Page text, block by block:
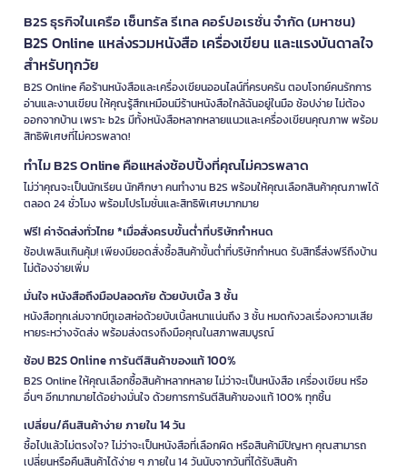
B2S ธุรกิจในเครือ เซ็นทรัล รีเทล คอร์ปอเรชั่น จำกัด (มหาชน)
B2S Online แหล่งรวมหนังสือ เครื่องเขียน และแรงบันดาลใจ
สำหรับทุกวัย
B2S Online คือร้านหนังสือและเครื่องเขียนออนไลน์ที่ครบครัน ตอบโจทย์คนรักการ
อ่านและงานเขียน ให้คุณรู้สึกเหมือนมีร้านหนังสือใกล้ฉันอยู่ในมือ ช้อปง่าย ไม่ต้อง
ออกจากบ้าน เพราะ b2s มีทั้งหนังสือหลากหลายแนวและเครื่องเขียนคุณภาพ พร้อม
สิทธิพิเศษที่ไม่ควรพลาด!
ทำไม B2S Online คือแหล่งช้อปปิ้งที่คุณไม่ควรพลาด
ไม่ว่าคุณจะเป็นนักเรียน นักศึกษา คนทำงาน B2S พร้อมให้คุณเลือกสินค้าคุณภาพได้
ตลอด 24 ชั่วโมง พร้อมโปรโมชั่นและสิทธิพิเศษมากมาย
ฟรี! ค่าจัดส่งทั่วไทย *เมื่อสั่งครบขั้นต่ำที่บริษัทกำหนด
ช้อปเพลินเกินคุ้ม! เพียงมียอดสั่งซื้อสินค้าขั้นต่ำที่บริษัทกำหนด รับสิทธิ์ส่งฟรีถึงบ้าน
ไม่ต้องจ่ายเพิ่ม
มั่นใจ หนังสือถึงมือปลอดภัย ด้วยบับเบิ้ล 3 ชั้น
หนังสือทุกเล่มจากบีทูเอสห่อด้วยบับเบิ้ลหนาแน่นถึง 3 ชั้น หมดกังวลเรื่องความเสีย
หายระหว่างจัดส่ง พร้อมส่งตรงถึงมือคุณในสภาพสมบูรณ์
ช้อป B2S Online การันตีสินค้าของแท้ 100%
B2S Online ให้คุณเลือกซื้อสินค้าหลากหลาย ไม่ว่าจะเป็นหนังสือ เครื่องเขียน หรือ
อื่นๆ อีกมากมายได้อย่างมั่นใจ ด้วยการการันตีสินค้าของแท้ 100% ทุกชิ้น
เปลี่ยน/คืนสินค้าง่าย ภายใน 14 วัน
ซื้อไปแล้วไม่ตรงใจ? ไม่ว่าจะเป็นหนังสือที่เลือกผิด หรือสินค้ามีปัญหา คุณสามารถ
เปลี่ยนหรือคืนสินค้าได้ง่าย ๆ ภายใน 14 วันนับจากวันที่ได้รับสินค้า